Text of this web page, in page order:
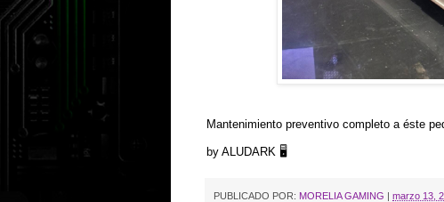
Mantenimiento preventivo completo a éste
by ALUDARK 🖥️
PUBLICADO POR: MORELIA GAMING | marzo 13,